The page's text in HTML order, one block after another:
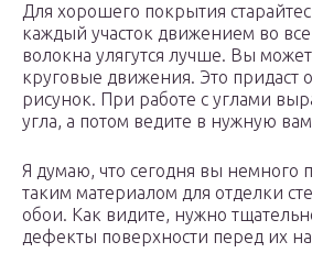
Для хорошего покрытия
каждый участок движением во
волокна улягутся лучше. Вы
круговые движения. Это придаст
рисунок. При работе с углами
угла, а потом ведите в нужную
Я думаю, что сегодня вы немного
таким материалом для отделки
обои. Как видите, нужно
дефекты поверхности перед их